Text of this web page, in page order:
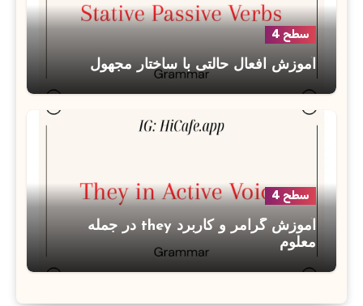
سطح 4
آموزش افعال حالتی با ساختار مجهول
سطح 4
آموزش گرامر و کاربرد they در جمله
معلوم